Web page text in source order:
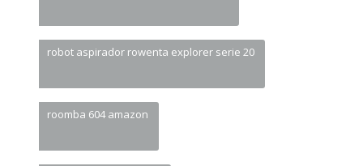
robot aspirador rowenta explorer serie 20
roomba 604 amazon